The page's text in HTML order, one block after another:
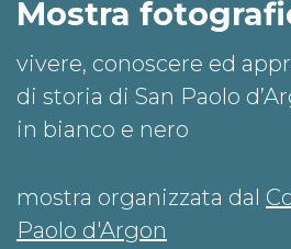
Mostra
vivere, conoscere ed
di storia di San Paolo
in bianco e nero
mostra organizzata dal
Paolo d'Argon